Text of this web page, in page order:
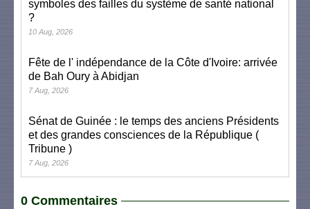
symboles des failles du système de santé national
?
10 Aug, 2026
Fête de l' indépendance de la Côte d'Ivoire: arrivée
de Bah Oury à Abidjan
7 Aug, 2026
Sénat de Guinée : le temps des anciens Présidents
et des grandes consciences de la République (
Tribune )
7 Aug, 2026
0 Commentaires